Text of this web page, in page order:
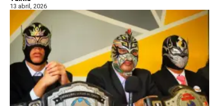
13 abril, 2026